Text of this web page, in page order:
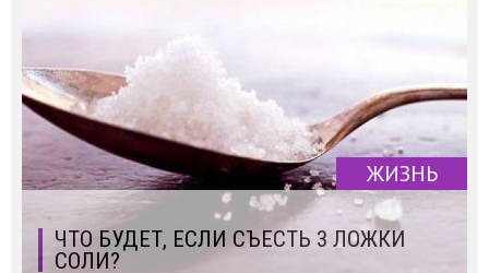
ЖИЗНЬ
ЧТО БУДЕТ, ЕСЛИ СЪЕСТЬ 3 ЛОЖКИ
СОЛИ?